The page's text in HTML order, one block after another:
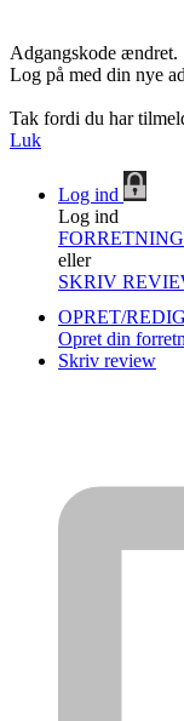
Adgangskode ændret.
Log på med din nye
Tak fordi du har
Luk
Log ind
Log ind
eller
SKRIV
OPRET/
Opret din
Skriv review